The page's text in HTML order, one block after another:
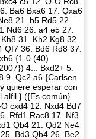
Ba6 Bxa6 17. Qxa6
21. b5 Rd5 22.
Nd6 26. a4 e5 27.
31. Kh2 Kg8 32.
36. Bd6 Rd8 37.
{1-0 (40)
4... Bxd2+ 5.
9. Qc2 a6 {Carlsen
quiere esperar con
alfil.} ({Es común}
cxd4 12. Nxd4 Bd7
Rfd1 Rac8 17. Nf3
Qb4 21. Qd2 Ne4
Bd3 Qb4 26. Be2